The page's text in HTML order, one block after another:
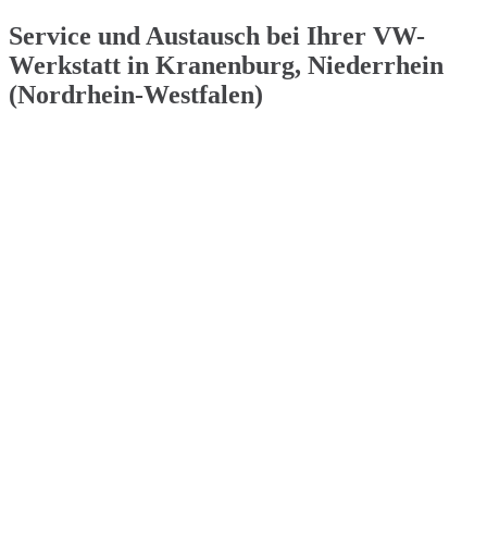
Service und Austausch bei Ihrer VW-
Werkstatt in Kranenburg, Niederrhein
(Nordrhein-Westfalen)